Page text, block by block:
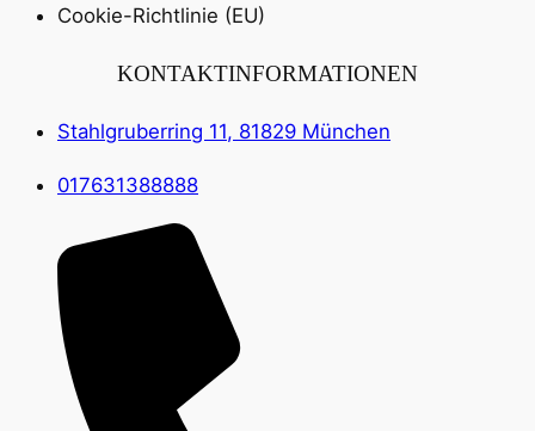
Cookie-Richtlinie (EU)
KONTAKTINFORMATIONEN
Stahlgruberring 11, 81829 München
017631388888